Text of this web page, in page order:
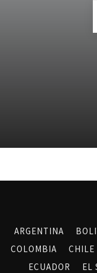
ARGENTINA
COLOMBIA
CHILE
ECUADOR
EL